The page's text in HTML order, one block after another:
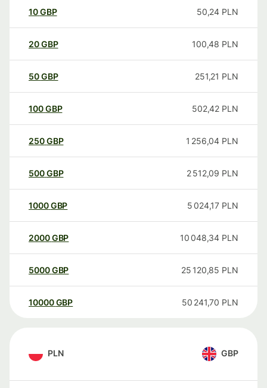
10GBP 50,24 PLN
20GBP 100,48 PLN
50GBP 251,21 PLN
100GBP 502,42 PLN
250GBP 1 256,04 PLN
500GBP 2 512,09 PLN
1000GBP 5 024,17 PLN
2000GBP 10 048,34 PLN
5000GBP 25 120,85 PLN
10000 GBP 50 241,70 PLN
PLN GBP